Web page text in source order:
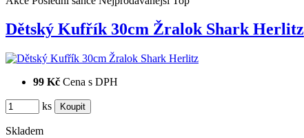
Dětský Kufřík 30cm Žralok Shark Herlitz
99 Kč Cena s DPH
ks
Skladem